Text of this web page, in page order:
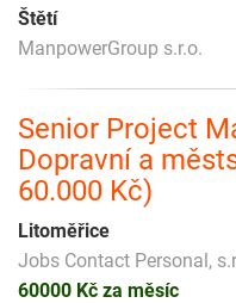
Štětí
ManpowerGroup s.r.o.
Senior Project
Dopravní a
60.000 Kč)
Litoměřice
Jobs Contact Personal,
60000 Kč za měsíc